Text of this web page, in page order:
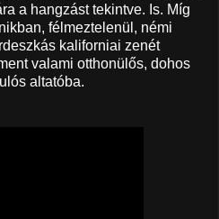
a hangzást tekintve. Is. Míg
félmeztelenül, némi
kaliforniai zenét
valami otthonülős, dohos
altatóba.